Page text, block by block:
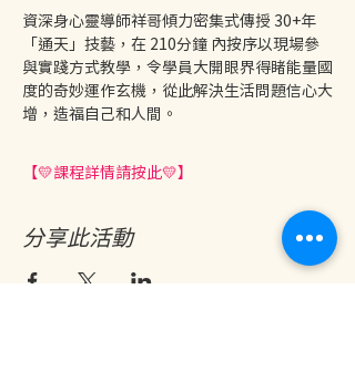
資深身心靈導師祥哥傾力密集式傳授 30+年
「通天」技藝，在 210分鐘 內按序以現場參
與實踐方式教學，令學員大開眼界得睹能量國
度的奇妙運作玄機，從此解決生活問題信心大
增，造福自己和人間。
【💛課程詳情請按此💛】
分享此活動